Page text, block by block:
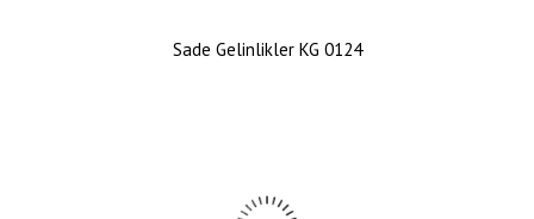
Sade Gelinlikler KG 0124